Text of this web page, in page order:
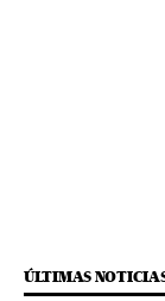
ÚLTIMAS